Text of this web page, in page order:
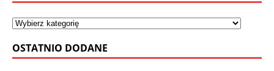
OSTATNIO DODANE